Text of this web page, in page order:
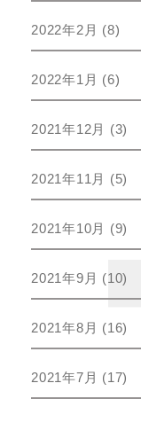
2022年2月 (8)
2022年1月 (6)
2021年12月 (3)
2021年11月 (5)
2021年10月 (9)
2021年9月 (10)
2021年8月 (16)
2021年7月 (17)